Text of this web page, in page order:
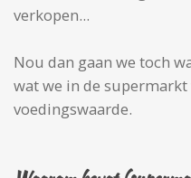
verkopen...
Nou dan gaan we toch
wat we in de
voedingswaarde.